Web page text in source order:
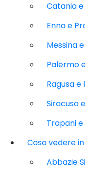
Catania
Enna e
Messina
Palermo
Ragusa e
Siracusa
Trapani
Cosa vedere in
Abbazie